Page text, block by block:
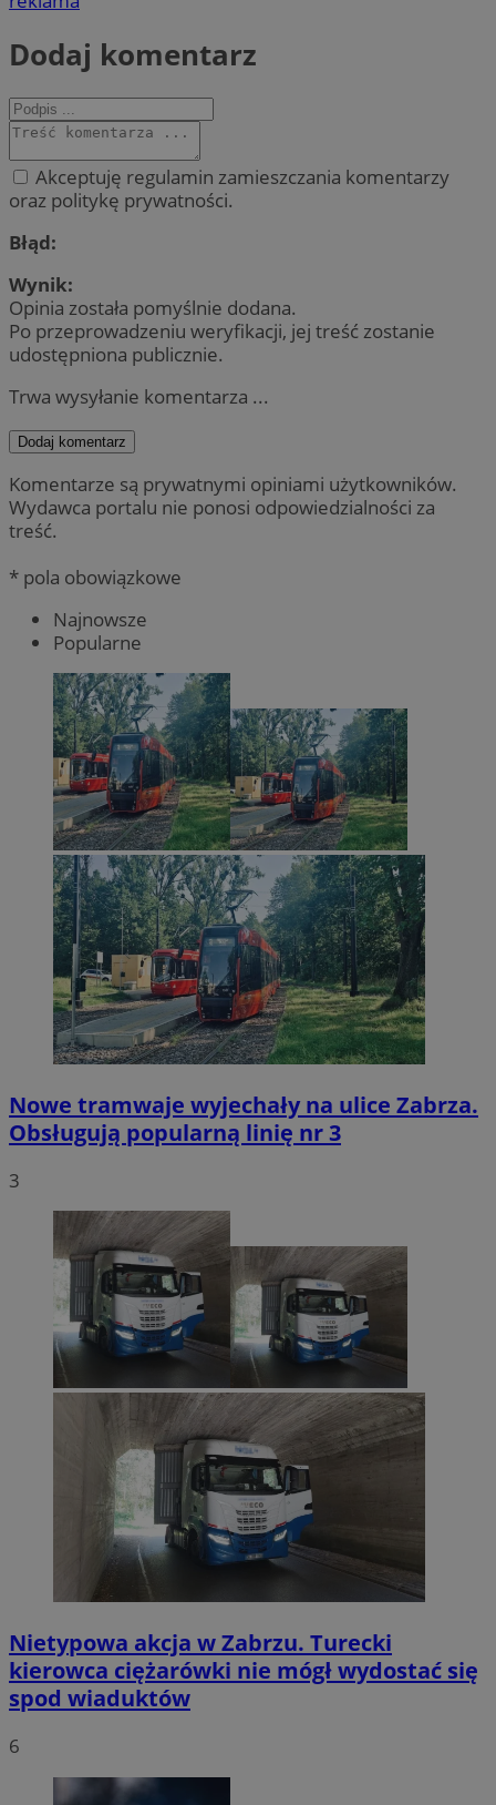
Dodaj komentarz
Akceptuję regulamin zamieszczania komentarzy
oraz politykę prywatności.
Błąd:
Wynik:
Opinia została pomyślnie dodana.
Po przeprowadzeniu weryfikacji, jej treść zostanie
udostępniona publicznie.
Trwa wysyłanie komentarza ...
Dodaj komentarz
Komentarze są prywatnymi opiniami użytkowników.
Wydawca portalu nie ponosi odpowiedzialności za
treść.
* pola obowiązkowe
Najnowsze
Popularne
Nowe tramwaje wyjechały na ulice Zabrza.
Obsługują popularną linię nr 3
3
Nietypowa akcja w Zabrzu. Turecki
kierowca ciężarówki nie mógł wydostać się
spod wiaduktów
6